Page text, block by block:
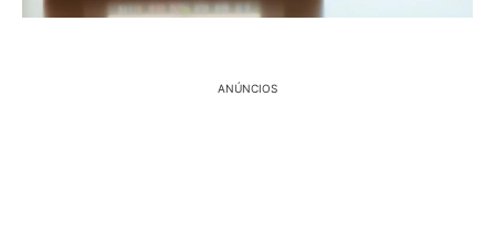
ANÚNCIOS